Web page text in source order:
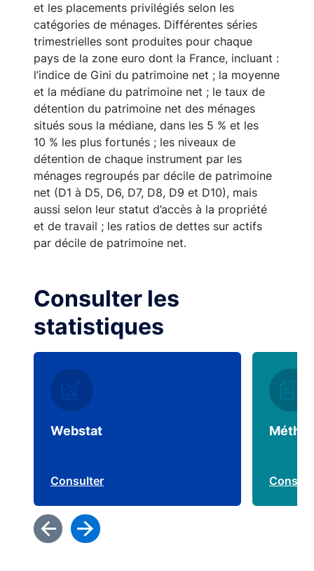
et les placements privilégiés selon les
catégories de ménages. Différentes séries
trimestrielles sont produites pour chaque
pays de la zone euro dont la France, incluant :
l’indice de Gini du patrimoine net ; la moyenne
et la médiane du patrimoine net ; le taux de
détention du patrimoine net des ménages
situés sous la médiane, dans les 5 % et les
10 % les plus fortunés ; les niveaux de
détention de chaque instrument par les
ménages regroupés par décile de patrimoine
net (D1 à D5, D6, D7, D8, D9 et D10), mais
aussi selon leur statut d’accès à la propriété
et de travail ; les ratios de dettes sur actifs
par décile de patrimoine net.
Consulter les
statistiques
Webstat
Consulter